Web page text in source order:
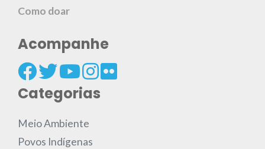
Como doar
Acompanhe
Categorias
Meio Ambiente
Povos Indígenas